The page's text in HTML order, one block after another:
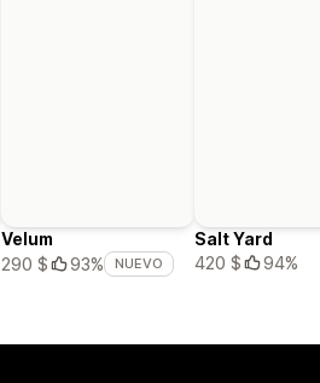
Velum
290 $
93% NUEVO
Salt Yard
420 $
94%